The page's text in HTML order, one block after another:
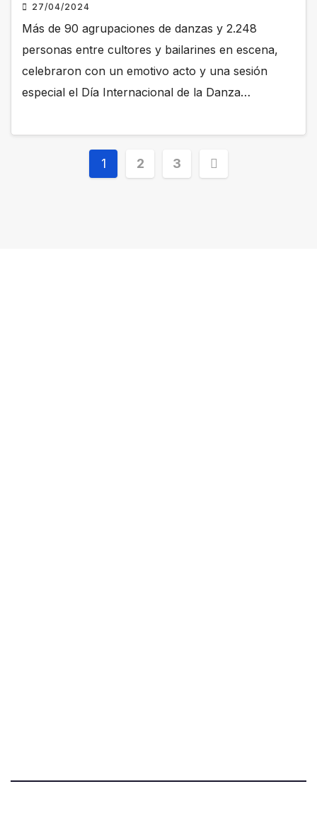
27/04/2024
Más de 90 agrupaciones de danzas y 2.248
personas entre cultores y bailarines en escena,
celebraron con un emotivo acto y una sesión
especial el Día Internacional de la Danza…
Posts
1 2 3